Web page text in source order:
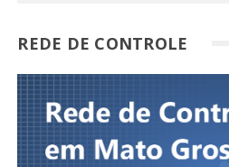
REDE DE CONTROLE